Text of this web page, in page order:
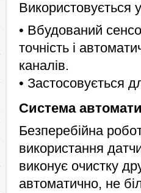
Використовується
• Вбудований
точність і
каналів.
• Застосовується
Система
Безперебійна
використання
виконує очистку
автоматично, не